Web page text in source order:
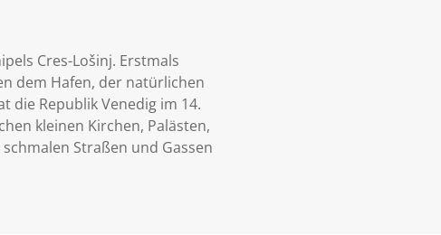
Cres-Lošinj. Erstmals
dem Hafen, der natürlichen
die Republik Venedig im 14.
kleinen Kirchen, Palästen,
Straßen und Gassen